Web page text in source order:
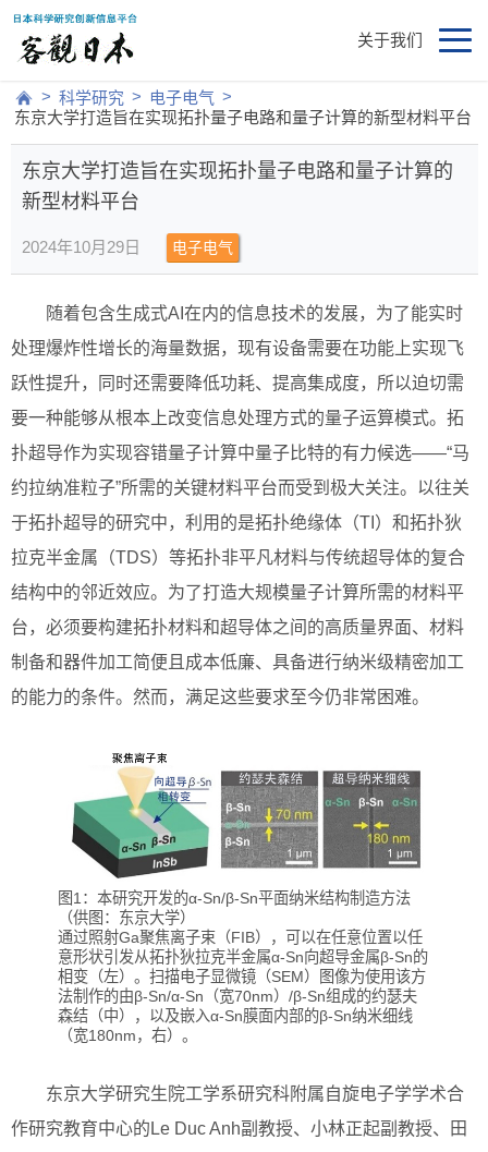
关于我们
> 科学研究 > 电子电气 >
东京大学打造旨在实现拓扑量子电路和量子计算的新型材料平台
东京大学打造旨在实现拓扑量子电路和量子计算的
新型材料平台
2024年10月29日 电子电气
随着包含生成式AI在内的信息技术的发展，为了能实时
处理爆炸性增长的海量数据，现有设备需要在功能上实现飞
跃性提升，同时还需要降低功耗、提高集成度，所以迫切需
要一种能够从根本上改变信息处理方式的量子运算模式。拓
扑超导作为实现容错量子计算中量子比特的有力候选——“马
约拉纳准粒子”所需的关键材料平台而受到极大关注。以往关
于拓扑超导的研究中，利用的是拓扑绝缘体（TI）和拓扑狄
拉克半金属（TDS）等拓扑非平凡材料与传统超导体的复合
结构中的邻近效应。为了打造大规模量子计算所需的材料平
台，必须要构建拓扑材料和超导体之间的高质量界面、材料
制备和器件加工简便且成本低廉、具备进行纳米级精密加工
的能力的条件。然而，满足这些要求至今仍非常困难。
图1：本研究开发的α-Sn/β-Sn平面纳米结构制造方法
（供图：东京大学）
通过照射Ga聚焦离子束（FIB），可以在任意位置以任
意形状引发从拓扑狄拉克半金属α-Sn向超导金属β-Sn的
相变（左）。扫描电子显微镜（SEM）图像为使用该方
法制作的由β-Sn/α-Sn（宽70nm）/β-Sn组成的约瑟夫
森结（中），以及嵌入α-Sn膜面内部的β-Sn纳米细线
（宽180nm，右）。
东京大学研究生院工学系研究科附属自旋电子学学术合
作研究教育中心的Le Duc Anh副教授、小林正起副教授、田